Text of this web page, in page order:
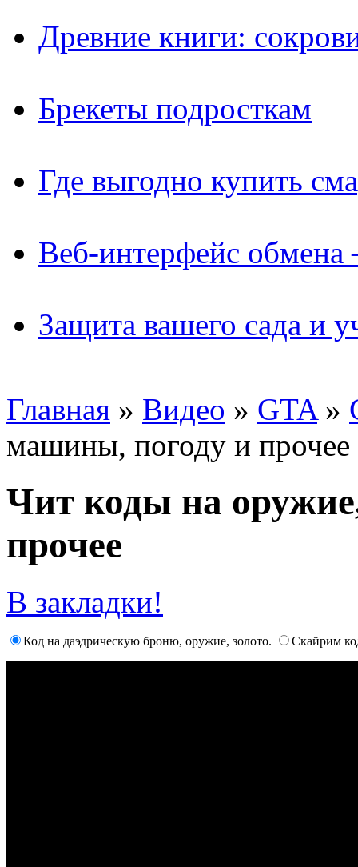
Древние книги:
Брекеты подросткам
Где выгодно купить
Веб-интерфейс
Защита вашего сада и
Главная » Видео » GTA»
машины, погоду и прочее
Чит коды на
прочее
В закладки!
Код на даэдрическую броню, оружие, золото. Скайрим